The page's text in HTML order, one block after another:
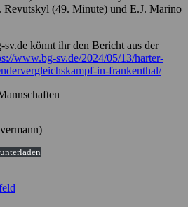
(49. Minute) und E.J. Marino
könnt ihr den Bericht aus der
www.bg-sv.de/2024/05/13/harter-
in-frankenthal/